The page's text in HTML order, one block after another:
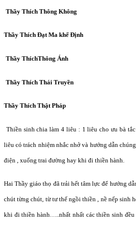
Thầy Thích Thông Không
Thầy Thích Đạt Ma khế Định
Thầy ThíchThông Ánh
Thầy Thích Thái Truyền
Thầy Thích Thật Pháp
Thiền sinh chia làm 4 liêu : 1 liêu choưu bà tắ
liêu có trách nhiệm nhắc nhởvà hướng dẫn
điện , xuống trai đường hay khi đi thiền hành.
Hai Thầy giáo thọ đã trải hết tâm lựcđể hướng dẫ
chút từng chút, từtưthếngồi thiền , nề nếp sinh
khi đi thiền hành…..nhất nhất các thiền sinh